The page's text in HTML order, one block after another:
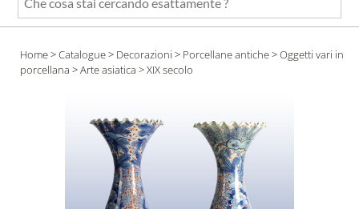
Che
cosa
cercando
esattamente
Home>Catalogue> Decorazioni > Porcellane antiche>Oggetti vari in
porcellana >Arte asiatica > XIX secolo